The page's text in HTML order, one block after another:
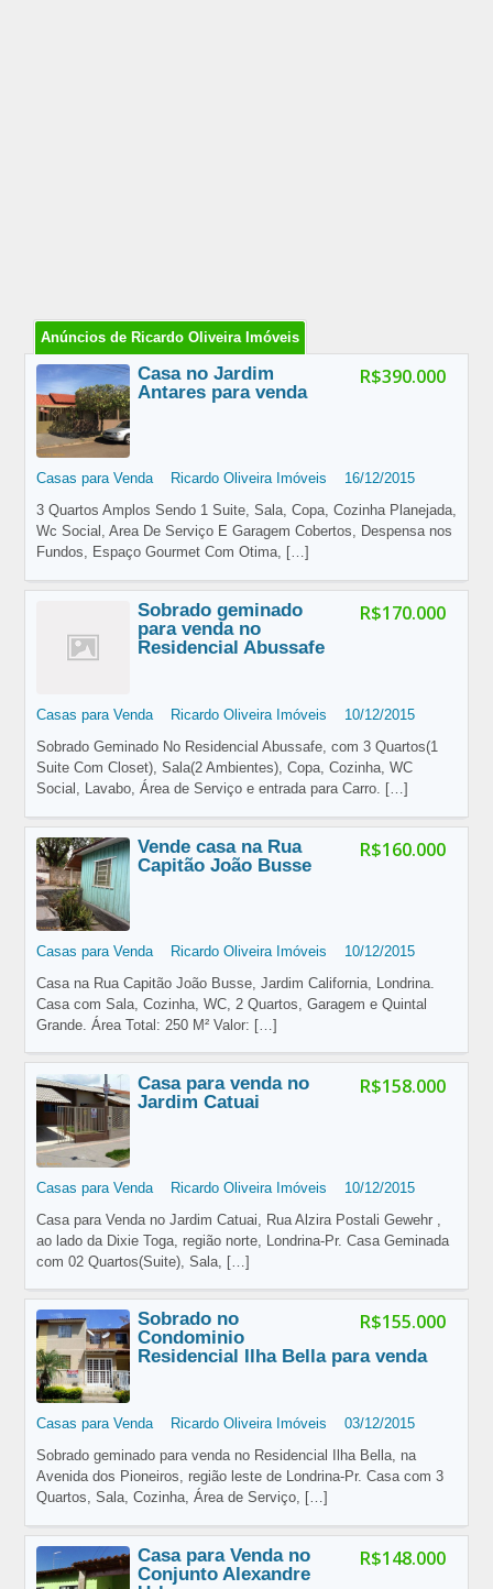
Anúncios de Ricardo Oliveira Imóveis
R$390.000
Casa no Jardim
Antares para venda
Casas para Venda Ricardo Oliveira Imóveis
16/12/2015
3 Quartos Amplos Sendo 1 Suite, Sala, Copa, Cozinha Planejada,
Wc Social, Area De Serviço E Garagem Cobertos, Despensa nos
Fundos, Espaço Gourmet Com Otima, […]
R$170.000
Sobrado geminado
para venda no
Residencial Abussafe
Casas para Venda Ricardo Oliveira Imóveis
10/12/2015
Sobrado Geminado No Residencial Abussafe, com 3 Quartos(1
Suite Com Closet), Sala(2 Ambientes), Copa, Cozinha, WC
Social, Lavabo, Área de Serviço e entrada para Carro. […]
R$160.000
Vende casa na Rua
Capitão João Busse
Casas para Venda Ricardo Oliveira Imóveis
10/12/2015
Casa na Rua Capitão João Busse, Jardim California, Londrina.
Casa com Sala, Cozinha, WC, 2 Quartos, Garagem e Quintal
Grande. Área Total: 250 M² Valor: […]
R$158.000
Casa para venda no
Jardim Catuai
Casas para Venda Ricardo Oliveira Imóveis
10/12/2015
Casa para Venda no Jardim Catuai, Rua Alzira Postali Gewehr ,
ao lado da Dixie Toga, região norte, Londrina-Pr. Casa Geminada
com 02 Quartos(Suite), Sala, […]
R$155.000
Sobrado no
Condominio
Residencial Ilha Bella para venda
Casas para Venda Ricardo Oliveira Imóveis
03/12/2015
Sobrado geminado para venda no Residencial Ilha Bella, na
Avenida dos Pioneiros, região leste de Londrina-Pr. Casa com 3
Quartos, Sala, Cozinha, Área de Serviço, […]
R$148.000
Casa para Venda no
Conjunto Alexandre